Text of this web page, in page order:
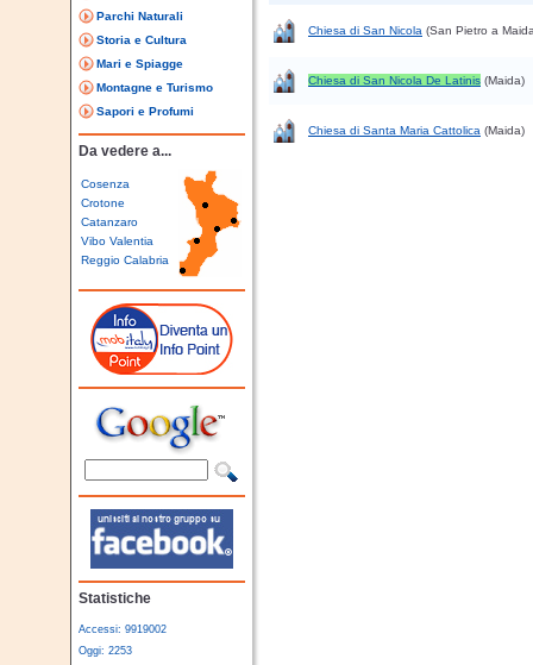
Parchi Naturali
Storia e Cultura
Mari e Spiagge
Montagne e Turismo
Sapori e Profumi
Da vedere a...
Cosenza
Crotone
Catanzaro
Vibo Valentia
Reggio Calabria
Statistiche
Accessi: 9919002
Oggi: 2253
Chiesa di San Nicola (San Pietro a
Chiesa di San Nicola De Latinis (Maida)
Chiesa di Santa Maria Cattolica (Maida)